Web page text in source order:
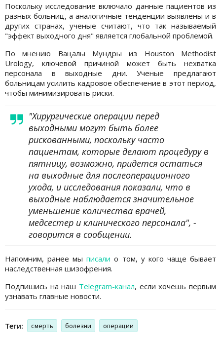
Поскольку исследование включало данные пациентов из
разных больниц, а аналогичные тенденции выявлены и в
других странах, ученые считают, что так называемый
"эффект выходного дня" является глобальной проблемой.
По мнению Вацалы Мундры из Houston Methodist
Urology, ключевой причиной может быть нехватка
персонала в выходные дни. Ученые предлагают
больницам усилить кадровое обеспечение в этот период,
чтобы минимизировать риски.
"Хирургические операции перед
выходными могут быть более
рискованными, поскольку часто
пациентам, которые делают процедуру в
пятницу, возможно, придется остаться
на выходные для послеоперационного
ухода, и исследования показали, что в
выходные наблюдается значительное
уменьшение количества врачей,
медсестер и клинического персонала", -
говорится в сообщении.
Напомним, ранее мыписали о том, у кого чаще бывает
наследственная шизофрения.
Подпишись на наш Telegram-канал, если хочешь первым
узнавать главные новости.
Теги: смерть болезни операции